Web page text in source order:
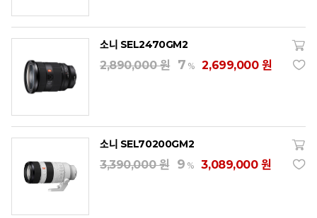
소니 SEL2470GM2
2,890,000 원 7 % 2,699,000 원
소니 SEL70200GM2
3,390,000 원 9 % 3,089,000 원